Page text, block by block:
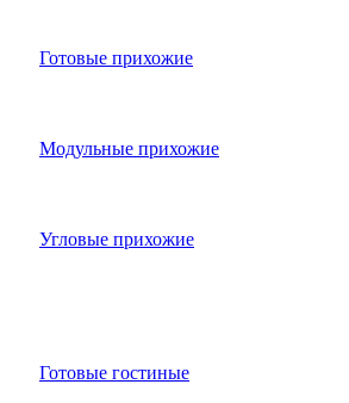
Готовые прихожие
Модульные прихожие
Угловые прихожие
Готовые гостиные